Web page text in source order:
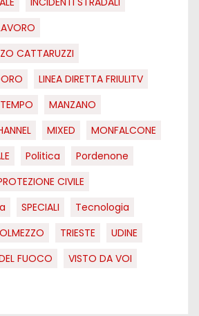
CATTARUZZI
LINEA DIRETTA FRIULITV
MANZANO
MIXED
MONFALCONE
Politica
Pordenone
CIVILE
SPECIALI
Tecnologia
TRIESTE
UDINE
FUOCO
VISTO DA VOI